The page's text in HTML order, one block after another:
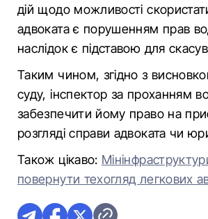
дій щодо можливості
адвоката є порушенням прав
наслідок є підставою для
Таким чином, згідно з
суду, інспектор за проханням
забезпечити йому право на
розгляді справи адвоката чи
Також цікаво:
повернути техогляд легкових